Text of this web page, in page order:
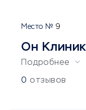
9
Он Клиник
Подробнее
0 отзывов